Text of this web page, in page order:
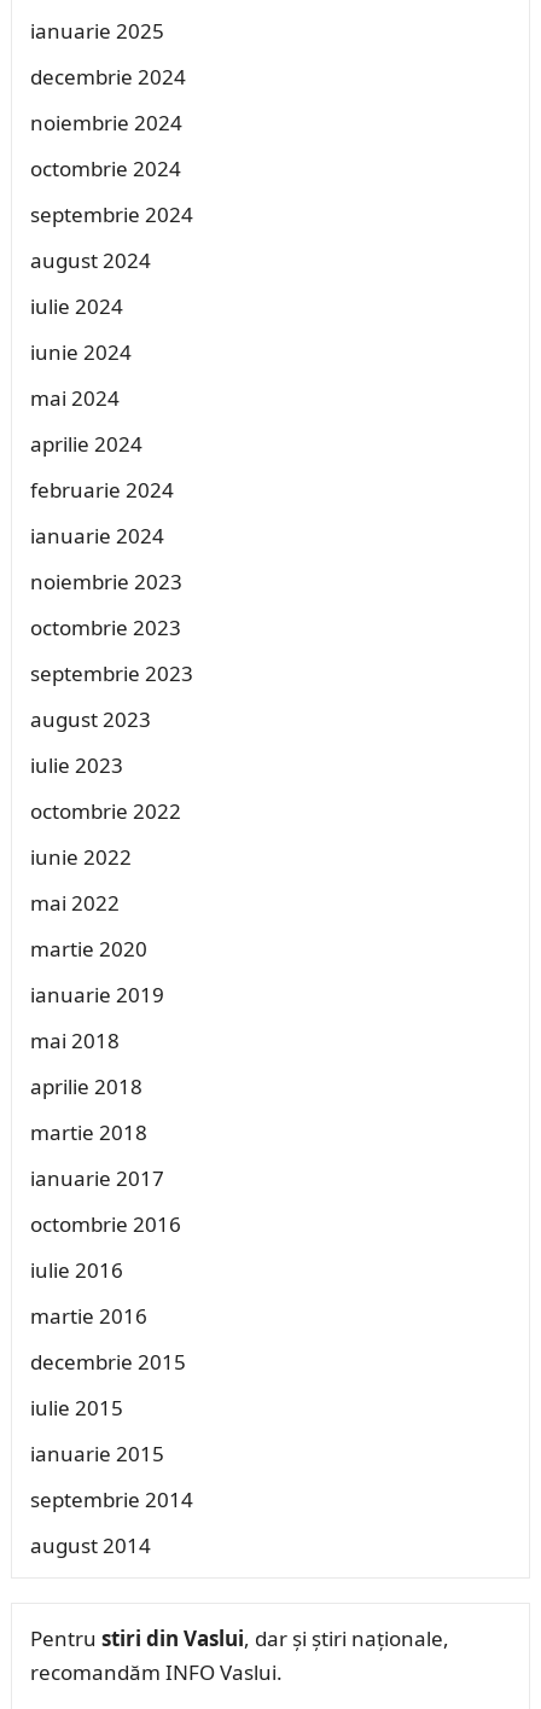
ianuarie 2025
decembrie 2024
noiembrie 2024
octombrie 2024
septembrie 2024
august 2024
iulie 2024
iunie 2024
mai 2024
aprilie 2024
februarie 2024
ianuarie 2024
noiembrie 2023
octombrie 2023
septembrie 2023
august 2023
iulie 2023
octombrie 2022
iunie 2022
mai 2022
martie 2020
ianuarie 2019
mai 2018
aprilie 2018
martie 2018
ianuarie 2017
octombrie 2016
iulie 2016
martie 2016
decembrie 2015
iulie 2015
ianuarie 2015
septembrie 2014
august 2014
Pentru stiri din Vaslui, dar și știri naționale,
recomandăm INFO Vaslui.